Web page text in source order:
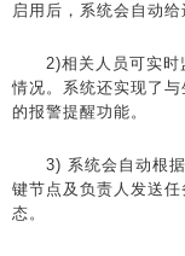
启用后，系统会自动
2)相关人员可实时
情况。系统还实现了
的报警提醒功能。
3) 系统会自动根据
键节点及负责人发送
态。